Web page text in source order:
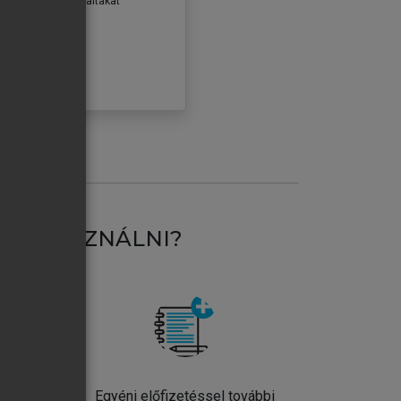
HASZNÁLNI?
Egyéni előfizetéssel további